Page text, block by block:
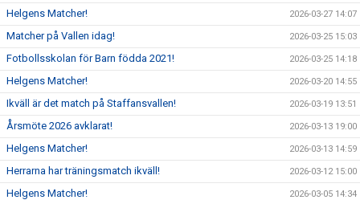
Helgens Matcher! 2026-03-27 14:07
Matcher på Vallen idag! 2026-03-25 15:03
Fotbollsskolan för Barn födda 2021! 2026-03-25 14:18
Helgens Matcher! 2026-03-20 14:55
Ikväll är det match på Staffansvallen! 2026-03-19 13:51
Årsmöte 2026 avklarat! 2026-03-13 19:00
Helgens Matcher! 2026-03-13 14:59
Herrarna har träningsmatch ikväll! 2026-03-12 15:00
Helgens Matcher! 2026-03-05 14:34